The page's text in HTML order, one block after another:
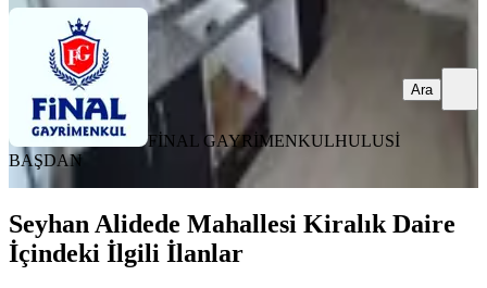
FİNAL GAYRİMENKULHULUSİ
BAŞDAN
Ara
Seyhan Alidede Mahallesi Kiralık Daire
İçindeki İlgili İlanlar